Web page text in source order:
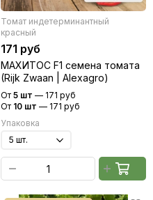
Томат индетерминантный
красный
171 руб
МАХИТОС F1 семена томата
(Rijk Zwaan | Alexagro)
От 5 шт — 171 руб
От 10 шт — 171 руб
Упаковка